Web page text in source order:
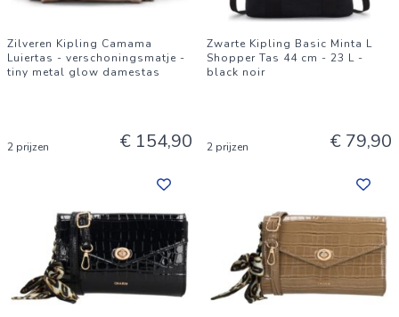
Zilveren Kipling Camama
Luiertas - verschoningsmatje -
tiny metal glow damestas
2 prijzen € 154,90
Zwarte Kipling Basic Minta L
Shopper Tas 44 cm - 23 L -
black noir
2 prijzen € 79,90